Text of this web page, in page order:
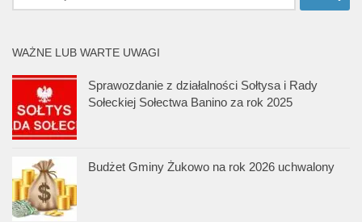
WAŻNE LUB WARTE UWAGI
Sprawozdanie z działalności Sołtysa i Rady
Sołeckiej Sołectwa Banino za rok 2025
Budżet Gminy Żukowo na rok 2026 uchwalony